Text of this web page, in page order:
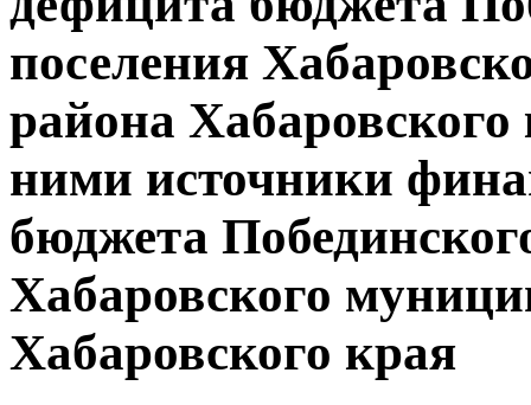
поселения
района
ними источники
бюджета
Хабаровского
Хабаровского края